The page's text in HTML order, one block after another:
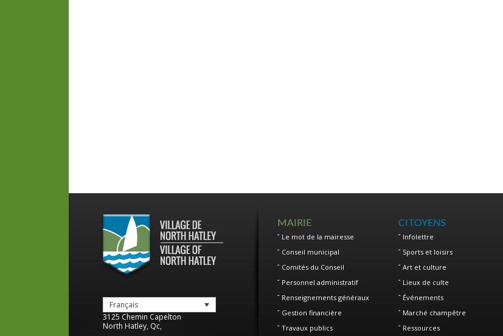
Français
3125 Chemin Capelton
North Hatley, Qc,
MAIRIE
Le mot de la mairesse
Conseil municipal
Comités du Conseil
Personnel administratif
Renseignements généraux
Gestion financière
Travaux publics
CITOYENS
Infolettre
Sports et loisirs
Art et culture
Lieux de culte
Événements
Marché champêtre
Ressources